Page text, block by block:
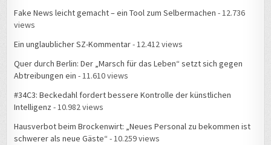
Fake News leicht gemacht – ein Tool zum Selbermachen - 12.736
views
Ein unglaublicher SZ-Kommentar- 12.412 views
Quer durch Berlin: Der „Marsch für das Leben“ setzt sich gegen
Abtreibungen ein - 11.610 views
#34C3: Beckedahl fordert bessere Kontrolle der künstlichen
Intelligenz - 10.982 views
Hausverbot beim Brockenwirt: „Neues Personal zu bekommen ist
schwerer als neue Gäste“ - 10.259 views